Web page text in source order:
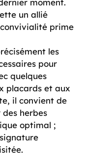
moment.
un allié
prime
les
pour
quelques
placards et aux
il convient de
des herbes
optimal ;